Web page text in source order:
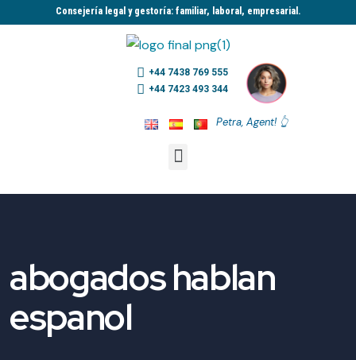
Consejería legal y gestoría: familiar, laboral, empresarial.​
+44 7438 769 555
+44 7423 493 344
Petra, Agent! 👆
abogados hablan
espanol